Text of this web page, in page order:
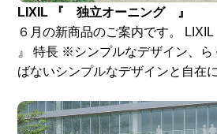
LIXIL 『 独立オーニング 』
６月の新商品のご案内です。
』 特長 ※シンプルなデザイン、ら
ばないシンプルなデザインと自在